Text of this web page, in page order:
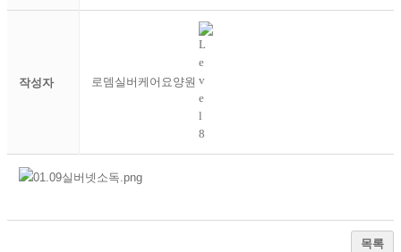
작성자 로뎀실버케어요양원
목록